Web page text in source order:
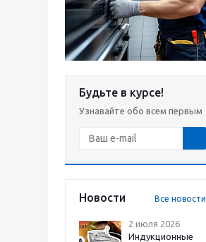
Будьте в курсе!
Узнавайте обо всем первым
Новости Все новости
2 июля 2026
Индукционные